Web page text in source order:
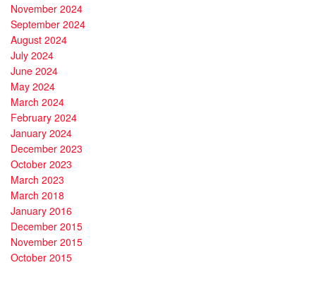
November 2024
September 2024
August 2024
July 2024
June 2024
May 2024
March 2024
February 2024
January 2024
December 2023
October 2023
March 2023
March 2018
January 2016
December 2015
November 2015
October 2015